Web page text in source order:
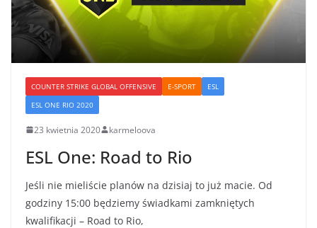
COUNTER STRIKE GLOBAL OFFENSIVE E-SPORT
ESL
ESL ONE RIO 2020
23 kwietnia 2020 karmeloova
ESL One: Road to Rio
Jeśli nie mieliście planów na dzisiaj to już macie. Od
godziny 15:00 będziemy świadkami zamkniętych
kwalifikacji – Road to Rio,